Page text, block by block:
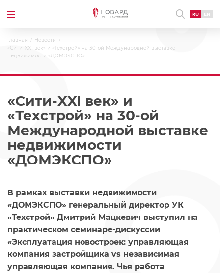
RU EN
Главная
Новости
«Сити-XXI век» и «Техстрой» на 30-ой Международной выставке
недвижимости «ДОМЭКСПО»
«Сити-XXI век» и
«Техстрой» на 30-ой
Международной выставке
недвижимости
«ДОМЭКСПО»
В рамках выставки недвижимости
«ДОМЭКСПО» генеральный директор УК
«Техстрой» Дмитрий Мацкевич выступил на
практическом семинаре-дискуссии
«Эксплуатация новостроек: управляющая
компания застройщика vs независимая
управляющая компания. Чья работа